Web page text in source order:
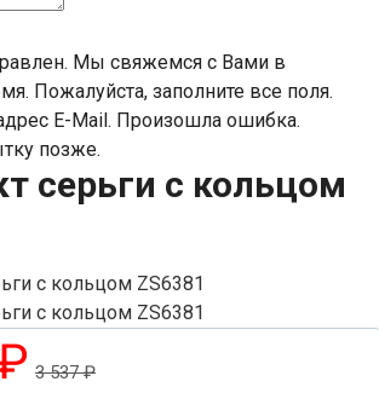
Мы свяжемся с Вами в
Пожалуйста, заполните все поля.
E-Mail. Произошла ошибка.
позже.
серьги с кольцом
3 537₽